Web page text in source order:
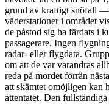
grund av kraftigt snöfall —
väderstationer i området
de påstod sig ha färdats i
passagerare. Ingen
radar- eller flygdata.
om att de var varandras
reda på mordet förrän
att skämtet omöjligen kan
attentatet. Den